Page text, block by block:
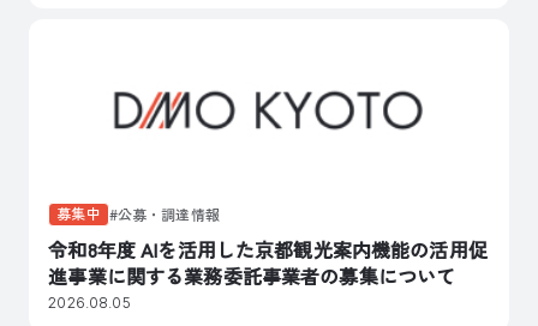
募集中 公募・調達情報
令和8年度 AIを活用した京都観光案内機能の活用促
進事業に関する業務委託事業者の募集について
2026.08.05